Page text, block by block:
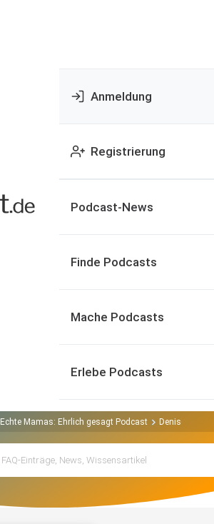
Anmeldung
Registrierung
Podcast-News
Finde Podcasts
Mache Podcasts
Erlebe Podcasts
Echte Mamas: Ehrlich gesagt Podcast Denise